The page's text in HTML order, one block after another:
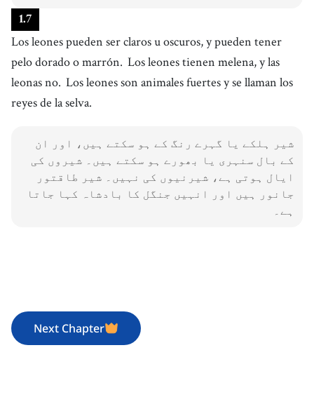
1.7
Los leones pueden ser claros u oscuros, y pueden tener
pelo dorado o marrón. Los leones tienen melena, y las
leonas no. Los leones son animales fuertes y se llaman los
reyes de la selva.
شیر ہلکے یا گہرے رنگ کے ہو سکتے ہیں، اور ان
کے بال سنہری یا بھورے ہو سکتے ہیں۔ شیروں کی
ایال ہوتی ہے، شیرنیوں کی نہیں۔ شیر طاقتور
جانور ہیں اور انہیں جنگل کا بادشاہ کہا جاتا
ہے۔
Next Chapter